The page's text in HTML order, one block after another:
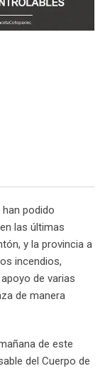
podido
las últimas
y la provincia a
incendios,
de varias
de manera
de este
del Cuerpo de